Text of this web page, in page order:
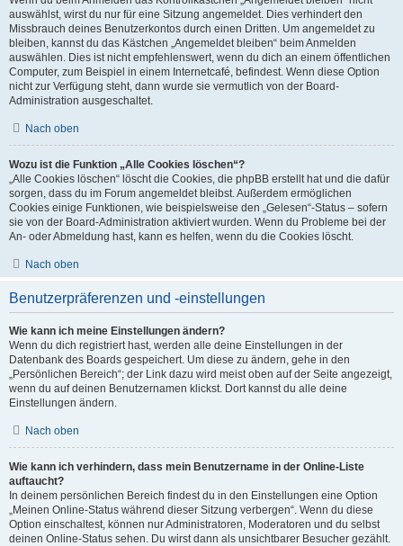
auswählst, wirst du nur für eine Sitzung angemeldet. Dies verhindert den
Missbrauch deines Benutzerkontos durch einen Dritten. Um angemeldet zu
bleiben, kannst du das Kästchen „Angemeldet bleiben“ beim Anmelden
auswählen. Dies ist nicht empfehlenswert, wenn du dich an einem öffentlichen
Computer, zum Beispiel in einem Internetcafé, befindest. Wenn diese Option
nicht zur Verfügung steht, dann wurde sie vermutlich von der Board-
Administration ausgeschaltet.
Nach oben
Wozu ist die Funktion „Alle Cookies löschen“?
„Alle Cookies löschen“ löscht die Cookies, die phpBB erstellt hat und die dafür
sorgen, dass du im Forum angemeldet bleibst. Außerdem ermöglichen
Cookies einige Funktionen, wie beispielsweise den „Gelesen“-Status – sofern
sie von der Board-Administration aktiviert wurden. Wenn du Probleme bei der
An- oder Abmeldung hast, kann es helfen, wenn du die Cookies löscht.
Nach oben
Benutzerpräferenzen und -einstellungen
Wie kann ich meine Einstellungen ändern?
Wenn du dich registriert hast, werden alle deine Einstellungen in der
Datenbank des Boards gespeichert. Um diese zu ändern, gehe in den
„Persönlichen Bereich“; der Link dazu wird meist oben auf der Seite angezeigt,
wenn du auf deinen Benutzernamen klickst. Dort kannst du alle deine
Einstellungen ändern.
Nach oben
Wie kann ich verhindern, dass mein Benutzername in der Online-Liste
auftaucht?
In deinem persönlichen Bereich findest du in den Einstellungen eine Option
„Meinen Online-Status während dieser Sitzung verbergen“. Wenn du diese
Option einschaltest, können nur Administratoren, Moderatoren und du selbst
deinen Online-Status sehen. Du wirst dann als unsichtbarer Besucher gezählt.